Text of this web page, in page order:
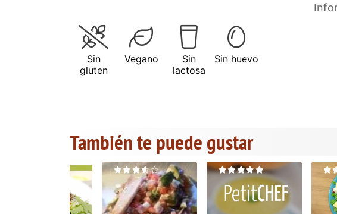
Sin
gluten
Vegano
Sin
lactosa
Sin huevo
También te puede gustar